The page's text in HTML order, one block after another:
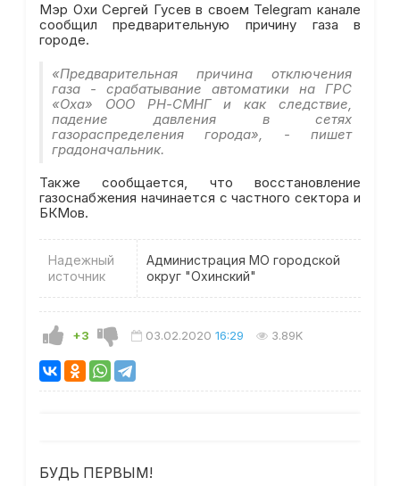
Мэр Охи Сергей Гусев в своем Telegram канале
сообщил предварительную причину газа в
городе.
«Предварительная причина отключения
газа - срабатывание автоматики на ГРС
«Оха» ООО РН-СМНГ и как следствие,
падение давления в сетях
газораспределения города», - пишет
градоначальник.
Также сообщается, что восстановление
газоснабжения начинается с частного сектора и
БКМов.
Надежный
источник
Администрация МО городской
округ "Охинский"
+3 03.02.2020 16:29 3.89K
БУДЬ ПЕРВЫМ!